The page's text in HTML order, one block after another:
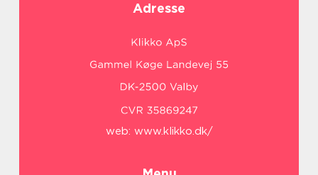
Adresse
web: www.klikko.dk/